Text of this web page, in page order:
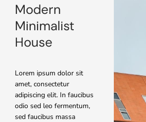
Modern
Minimalist
House
Lorem ipsum dolor sit
amet, consectetur
adipiscing elit. In faucibus
odio sed leo fermentum,
sed faucibus massa